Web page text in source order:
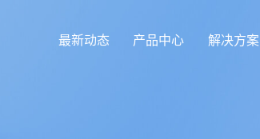
最新动态 产品中心 解决方案